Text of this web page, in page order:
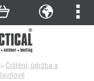
> Čištění, údržba a